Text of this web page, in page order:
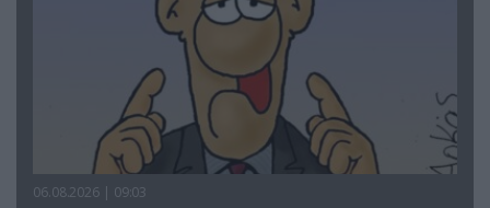
06.08.2026 | 09:03